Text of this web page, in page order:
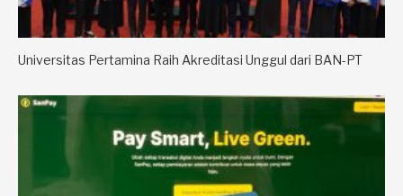
Universitas Pertamina Raih Akreditasi Unggul dari BAN-PT